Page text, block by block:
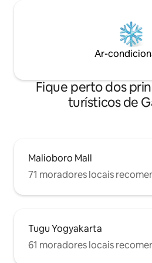
Ar-
Fique perto dos
turísticos de
Malioboro Mall
71 moradores locais
Tugu Yogyakarta
61 moradores locais